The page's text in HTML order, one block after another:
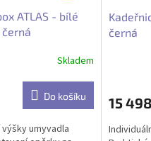
ATLAS - bílé
Skladem
Do košíku
umyvadla
černá
15